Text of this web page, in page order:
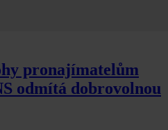
pronajímatelům
odmítá dobrovolnou